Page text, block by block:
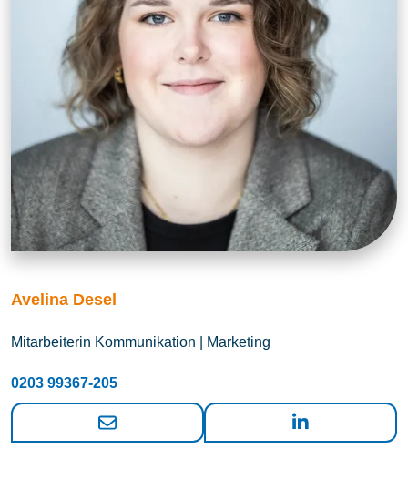
Avelina Desel
Mitarbeiterin Kommunikation | Marketing
0203 99367-205